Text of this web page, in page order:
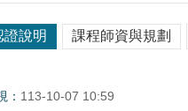
證說明 課程師資與規劃
： 113-10-07 10:59